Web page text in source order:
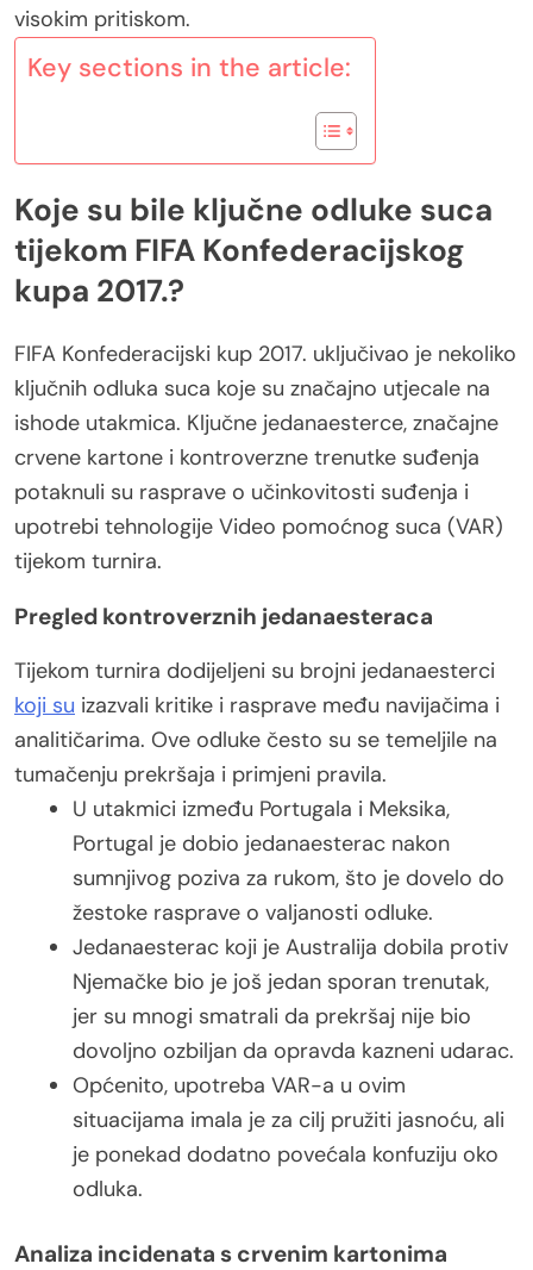
visokim pritiskom.
Key sections in the article:
Koje su bile ključne odluke suca
tijekom FIFA Konfederacijskog
kupa 2017.?
FIFA Konfederacijski kup 2017. uključivao je nekoliko
ključnih odluka suca koje su značajno utjecale na
ishode utakmica. Ključne jedanaesterce, značajne
crvene kartone i kontroverzne trenutke suđenja
potaknuli su rasprave o učinkovitosti suđenja i
upotrebi tehnologije Video pomoćnog suca (VAR)
tijekom turnira.
Pregled kontroverznih jedanaesteraca
Tijekom turnira dodijeljeni su brojni jedanaesterci
koji su izazvali kritike i rasprave među navijačima i
analitičarima. Ove odluke često su se temeljile na
tumačenju prekršaja i primjeni pravila.
U utakmici između Portugala i Meksika,
Portugal je dobio jedanaesterac nakon
sumnjivog poziva za rukom, što je dovelo do
žestoke rasprave o valjanosti odluke.
Jedanaesterac koji je Australija dobila protiv
Njemačke bio je još jedan sporan trenutak,
jer su mnogi smatrali da prekršaj nije bio
dovoljno ozbiljan da opravda kazneni udarac.
Općenito, upotreba VAR-a u ovim
situacijama imala je za cilj pružiti jasnoću, ali
je ponekad dodatno povećala konfuziju oko
odluka.
Analiza incidenata s crvenim kartonima